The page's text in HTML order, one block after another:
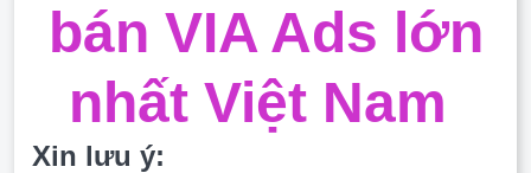
bán VIA Ads lớn
nhất Việt Nam
Xin lưu ý: